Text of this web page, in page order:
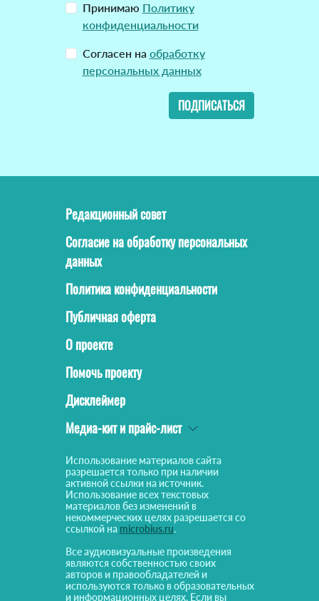
Принимаю Политику
конфиденциальности
Согласен на обработку
персональных данных
ПОДПИСАТЬСЯ
Редакционный совет
Согласие на обработку персональных
данных
Политика конфиденциальности
Публичная оферта
О проекте
Помочь проекту
Дисклеймер
Медиа-кит и прайс-лист
Использование материалов сайта
разрешается только при наличии
активной ссылки на источник.
Использование всех текстовых
материалов без изменений в
некоммерческих целях разрешается со
ссылкой на microbius.ru.
Все аудиовизуальные произведения
являются собственностью своих
авторов и правообладателей и
используются только в образовательных
и информационных целях. Если вы